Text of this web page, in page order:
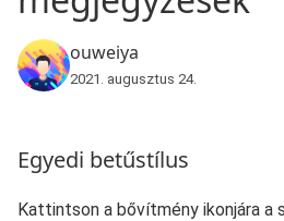
ouweiya
2021. augusztus 24.
Egyedi betűstílus
Kattintson a bővítmény ikonjára